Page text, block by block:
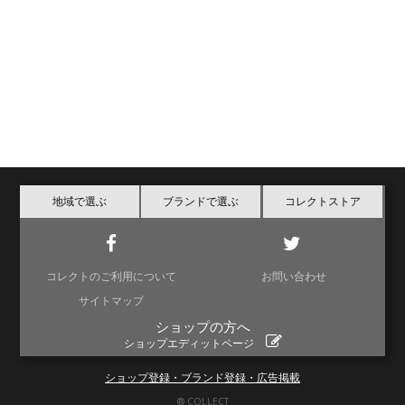
地域で選ぶ ブランドで選ぶ コレクトストア
コレクトのご利用について
お問い合わせ
サイトマップ
ショップの方へ
ショップエディットページ
ショップ登録・ブランド登録・広告掲載
® COLLECT